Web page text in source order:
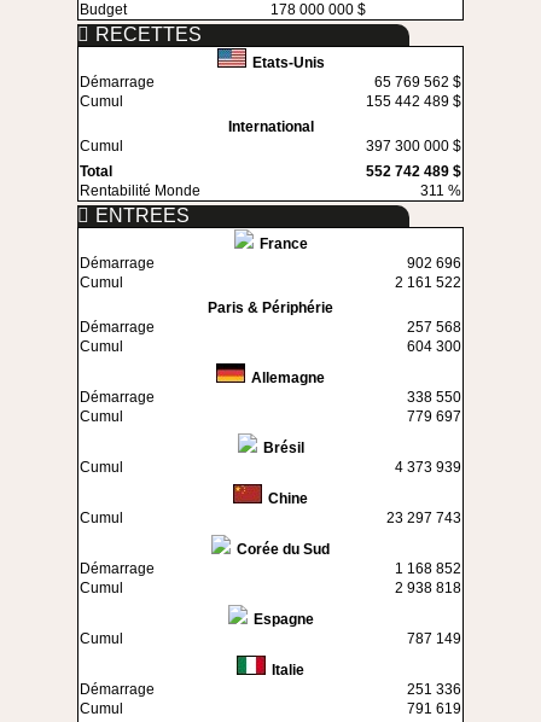
Budget
178 000 000 $
RECETTES
Etats-Unis
Démarrage
65 769 562 $
Cumul
155 442 489 $
International
Cumul
397 300 000 $
Total
552 742 489 $
Rentabilité Monde
311 %
ENTREES
France
Démarrage
902 696
Cumul
2 161 522
Paris & Périphérie
Démarrage
257 568
Cumul
604 300
Allemagne
Démarrage
338 550
Cumul
779 697
Brésil
Cumul
4 373 939
Chine
Cumul
23 297 743
Corée du Sud
Démarrage
1 168 852
Cumul
2 938 818
Espagne
Cumul
787 149
Italie
Démarrage
251 336
Cumul
791 619